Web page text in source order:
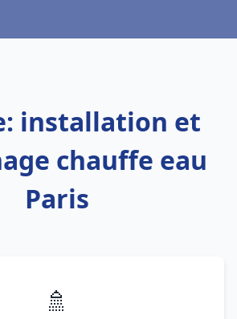
installation et
chauffe eau
Paris
🚿